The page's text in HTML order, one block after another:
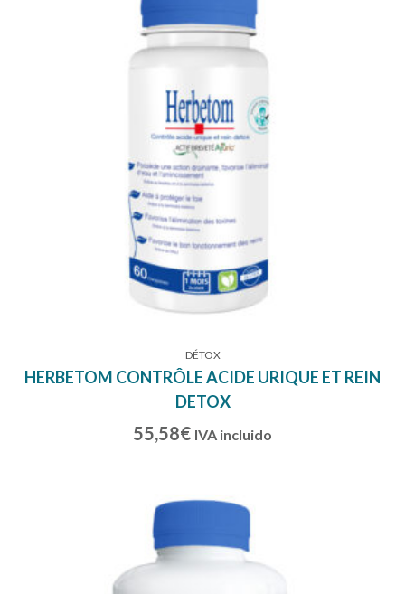
DÉTOX
HERBETOM CONTRÔLE ACIDE URIQUE ET REIN
DETOX
55,58€ IVA incluido